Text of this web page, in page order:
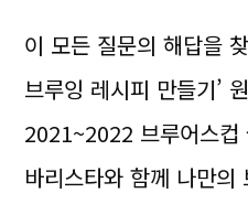
이 모든 질문의 해답을
브루잉 레시피 만들기’
2021~2022 브루어스컵
바리스타와 함께 나만